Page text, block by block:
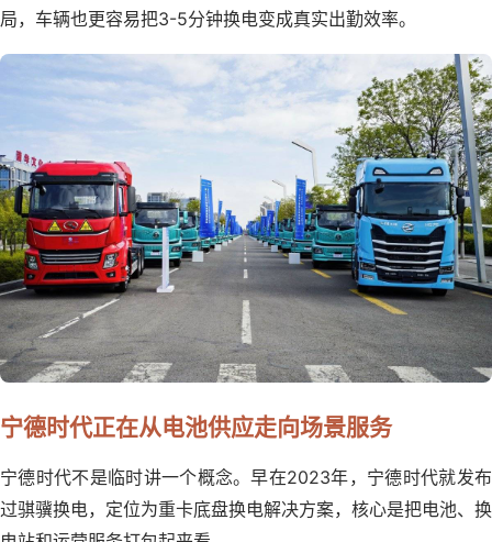
局，车辆也更容易把3-5分钟换电变成真实出勤效率。
宁德时代正在从电池供应走向场景服务
宁德时代不是临时讲一个概念。早在2023年，宁德时代就发布
过骐骥换电，定位为重卡底盘换电解决方案，核心是把电池、换